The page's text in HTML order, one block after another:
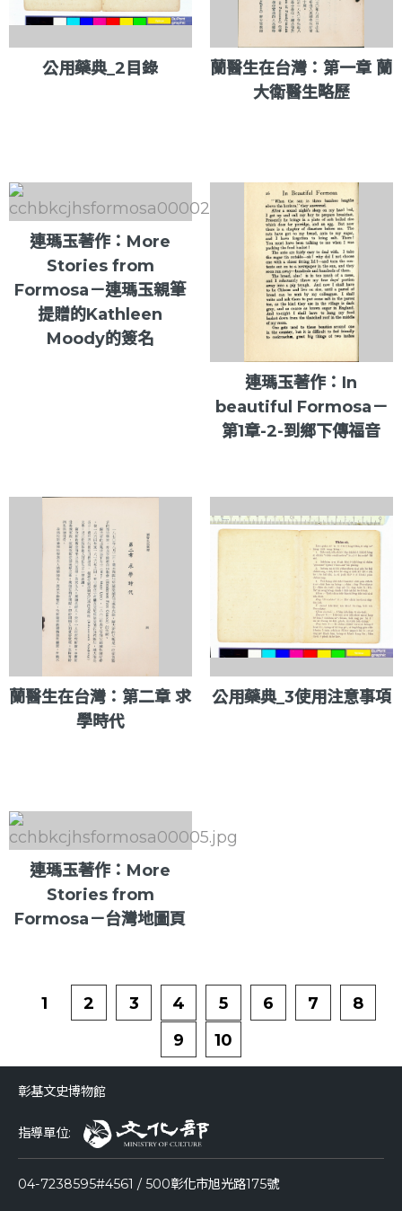
公用藥典_2目錄
蘭醫生在台灣：第一章 蘭
大衛醫生略歷
連瑪玉著作：More
Stories from
Formosa－連瑪玉親筆
提贈的Kathleen
Moody的簽名
連瑪玉著作：In
beautiful Formosa－
第1章-2-到鄉下傳福音
蘭醫生在台灣：第二章 求
學時代
公用藥典_3使用注意事項
連瑪玉著作：More
Stories from
Formosa－台灣地圖頁
1 2 3 4 5 6 7
8
9
10
彰基文史博物館
指導單位:
04-7238595#4561 / 500彰化市旭光路175號